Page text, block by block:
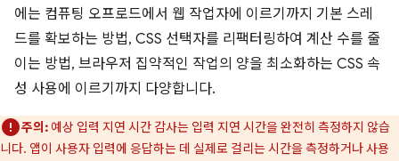
에는 컴퓨팅 오프로드에서 웹 작업자에 이르기까지 기본 스레
드를 확보하는 방법, CSS 선택자를 리팩터링하여 계산 수를 줄
이는 방법, 브라우저 집약적인 작업의 양을 최소화하는 CSS 속
성 사용에 이르기까지 다양합니다.
주의: 예상 입력 지연 시간 감사는 입력 지연 시간을 완전히 측정하지 않습
니다. 앱이 사용자 입력에 응답하는 데 실제로 걸리는 시간을 측정하거나 사용